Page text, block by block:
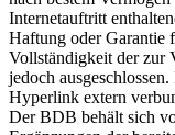
Internetauftritt
Haftung oder Garantie
Vollständigkeit der zur
jedoch
Hyperlink extern
Der BDB behält sich